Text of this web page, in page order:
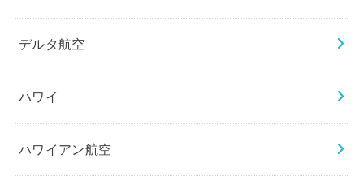
デルタ航空
ハワイ
ハワイアン航空